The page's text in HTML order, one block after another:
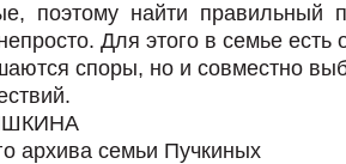
поэтому найти правильный
сто. Для этого в семье есть
споры, но и совместно
архива семьи Пучкиных